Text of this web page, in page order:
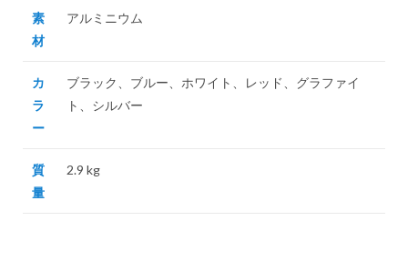
素
材
アルミニウム
カ
ラ
ー
ブラック、ブルー、ホワイト、レッド、グラファイ
ト、シルバー
質
量
2.9 kg